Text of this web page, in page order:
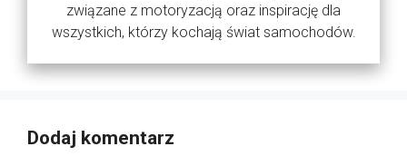
związane z motoryzacją oraz inspirację dla
wszystkich, którzy kochają świat samochodów.
Dodaj komentarz